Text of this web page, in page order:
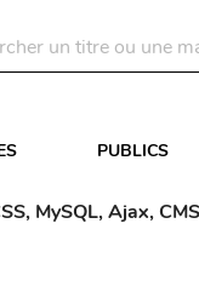
PUBLICS
MySQL, Ajax,